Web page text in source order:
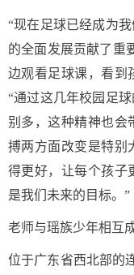
“现在足球已经成为
的全面发展贡献了重
边观看足球课，看到
“通过这几年校园足
别多，这种精神也会
搏两方面改变是特别
得更好，让每个孩子
是我们未来的目标。”
老师与瑶族少年相互
位于广东省西北部的